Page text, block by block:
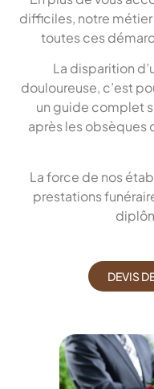
difficiles, notre métier
toutes ces
La disparition
douloureuse, c’est
un guide complet
après les obsèques
La force de nos
prestations
DEVIS